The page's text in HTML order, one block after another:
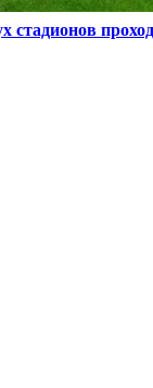
стадионов